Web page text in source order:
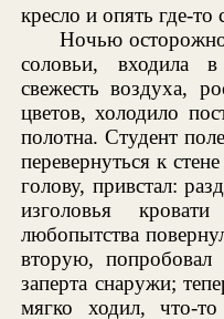
кресло и опять где-то
Ночью осторожно
соловьи, входила
свежесть воздуха,
цветов, холодило
полотна. Студент
перевернуться к
голову, привстал:
изголовья
любопытства
вторую,
заперта снаружи;
мягко ходил, что-